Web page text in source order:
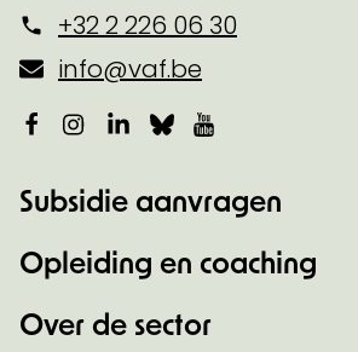
+32 2 226 06 30
info@vaf.be
Facebook
Instagram
LinkedIn
Bluesky
Subsidie aanvragen
Opleiding en coaching
Over de sector